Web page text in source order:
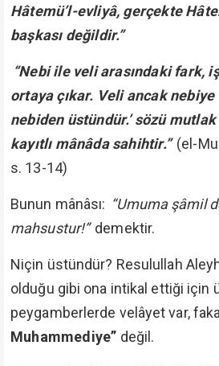
Hâtemü’l-evliyâ, gerçekte
başkası değildir.”
“Nebi ile veli arasındaki fark,
ortaya çıkar. Veli ancak nebiye
nebiden üstündür.’ sözü
kayıtlı mânâda sahihtir.” (el-
s. 13-14)
Bunun mânâsı: “Umuma şâmil
mahsustur!” demektir.
Niçin üstündür? Resulullah
olduğu gibi ona intikal ettiği için
peygamberlerde velâyet var,
Muhammediye” değil.